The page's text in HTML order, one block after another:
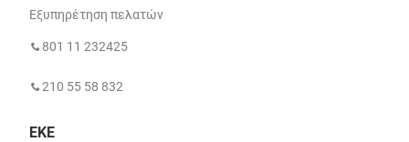
Εξυπηρέτηση πελατών
801 11 232425
210 55 58 832
ΕΚΕ